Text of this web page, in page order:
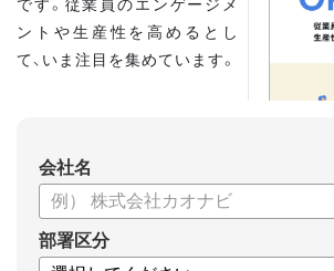
ントや生産性を高めるとし
て、いま注目を集めています。
・OKRと従来の目標管理制度
との違い
・OKRを導入、運用するにはどうすればい
・OKRの運用を助けるツール
会社名
部署区分